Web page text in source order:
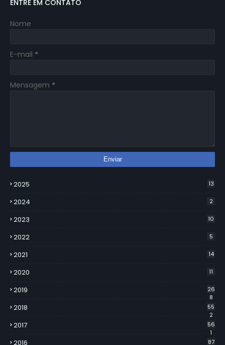
ENTRE EM CONTATO
Nome
E-mail *
Mensagem *
2025 13
2024 2
2023 10
2022 5
2021 14
2020 11
2019
26
8
2018
55
2
2017
56
1
2016 87